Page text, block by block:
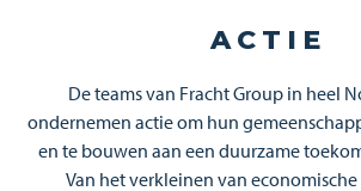
ACTIE
De teams van Fracht Group in heel
ondernemen actie om hun
en te bouwen aan een duurzame
Van het verkleinen van